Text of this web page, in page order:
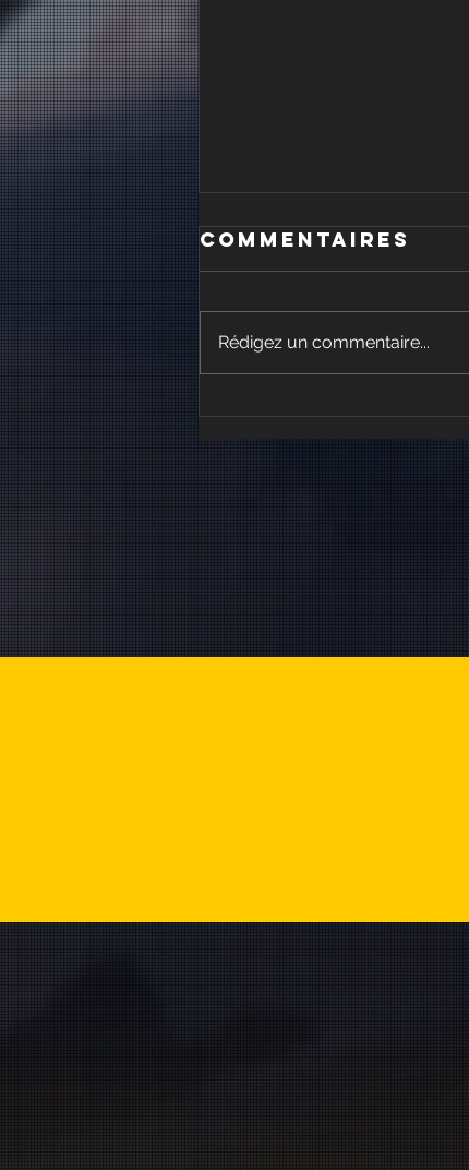
Quand
l'activation
Commentaires
Rédigez un commentaire...